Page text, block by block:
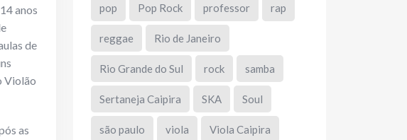
anos
de
Violão
as
pop Pop Rock professor rap
reggae Rio de Janeiro
Rio Grande do Sul rock samba
Sertaneja Caipira SKA Soul
são paulo viola Viola Caipira